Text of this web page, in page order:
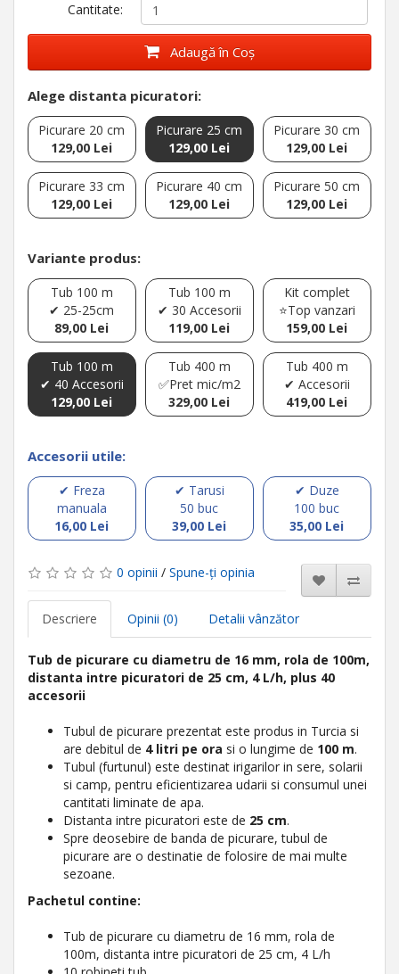
Cantitate:
Adaugă în Coş
Alege distanta picuratori:
Picurare 20 cm
129,00 Lei
Picurare 25 cm
129,00 Lei
Picurare 30 cm
129,00 Lei
Picurare 33 cm
129,00 Lei
Picurare 40 cm
129,00 Lei
Picurare 50 cm
129,00 Lei
Variante produs:
Tub 100 m
✔ 25-25cm
89,00 Lei
Tub 100 m
✔ 30 Accesorii
119,00 Lei
Kit complet
⭐Top vanzari
159,00 Lei
Tub 100 m
✔ 40 Accesorii
129,00 Lei
Tub 400 m
✅Pret mic/m2
329,00 Lei
Tub 400 m
✔ Accesorii
419,00 Lei
Accesorii utile:
✔ Freza
manuala
16,00 Lei
✔ Tarusi
50 buc
39,00 Lei
✔ Duze
100 buc
35,00 Lei
0 opinii / Spune-ţi opinia
Descriere Opinii (0) Detalii vânzător
Tub de picurare cu diametru de 16 mm, rola de 100m,
distanta intre picuratori de 25 cm, 4 L/h, plus 40
accesorii
Tubul de picurare prezentat este produs in Turcia si
are debitul de 4 litri pe ora si o lungime de 100 m.
Tubul (furtunul) este destinat irigarilor in sere, solarii
si camp, pentru eficientizarea udarii si consumul unei
cantitati liminate de apa.
Distanta intre picuratori este de 25 cm.
Spre deosebire de banda de picurare, tubul de
picurare are o destinatie de folosire de mai multe
sezoane.
Pachetul contine:
Tub de picurare cu diametru de 16 mm, rola de
100m, distanta intre picuratori de 25 cm, 4 L/h